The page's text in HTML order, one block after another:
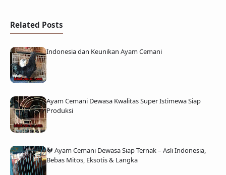
Related Posts
Indonesia dan Keunikan Ayam Cemani
Ayam Cemani Dewasa Kwalitas Super Istimewa Siap
Produksi
🐓 Ayam Cemani Dewasa Siap Ternak – Asli Indonesia,
Bebas Mitos, Eksotis & Langka